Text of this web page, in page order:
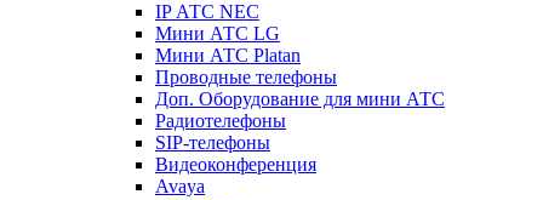
IP АТС NEC
Мини АТС LG
Мини АТС Platan
Проводные телефоны
Доп. Оборудование для мини АТС
Радиотелефоны
SIP-телефоны
Видеоконференция
Avaya